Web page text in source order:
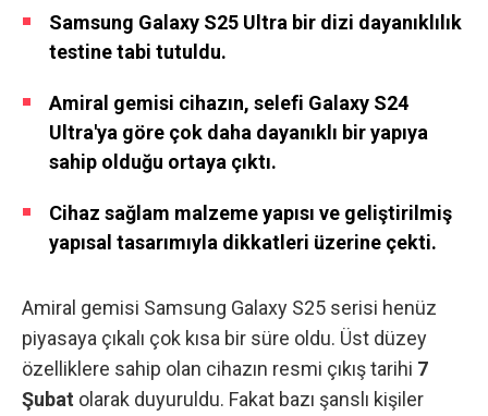
Samsung Galaxy S25 Ultra bir dizi dayanıklılık
testine tabi tutuldu.
Amiral gemisi cihazın, selefi Galaxy S24
Ultra'ya göre çok daha dayanıklı bir yapıya
sahip olduğu ortaya çıktı.
Cihaz sağlam malzeme yapısı ve geliştirilmiş
yapısal tasarımıyla dikkatleri üzerine çekti.
Amiral gemisi Samsung Galaxy S25 serisi henüz
piyasaya çıkalı çok kısa bir süre oldu. Üst düzey
özelliklere sahip olan cihazın resmi çıkış tarihi 7
Şubat olarak duyuruldu. Fakat bazı şanslı kişiler